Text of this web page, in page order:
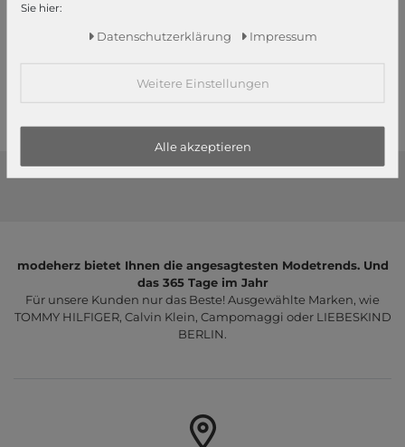
50,99 €
2 3
modeherz bietet Ihnen die angesagtesten Modetrends. Und
das 365 Tage im Jahr
Für unsere Kunden nur das Beste! Ausgewählte Marken, wie
TOMMY HILFIGER, Calvin Klein, Campomaggi oder LIEBESKIND
BERLIN.
Sie hier:
Daten­schutz­erklärung Impressum
Weitere Einstellungen
Alle akzeptieren